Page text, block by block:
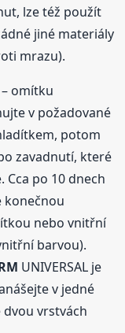
lze též použít
jiné materiály
mrazu).
– omítku
v požadované
potom
zavadnutí, které
Cca po 10 dnech
konečnou
nebo vnitřní
barvou).
UNIVERSAL je
v jedné
vrstvách